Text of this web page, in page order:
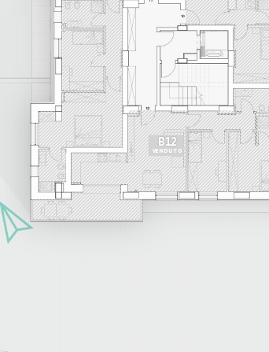
VENDUTO
B12